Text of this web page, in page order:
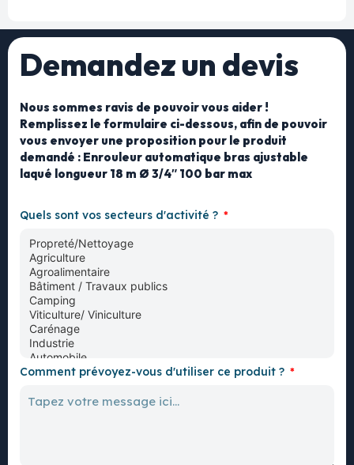
Demandez un devis
Nous sommes ravis de pouvoir vous aider !
Remplissez le formulaire ci-dessous, afin de pouvoir
vous envoyer une proposition pour le produit
demandé : Enrouleur automatique bras ajustable
laqué longueur 18 m Ø 3/4″ 100 bar max
Quels sont vos secteurs d'activité ?
Comment prévoyez-vous d'utiliser ce produit ?